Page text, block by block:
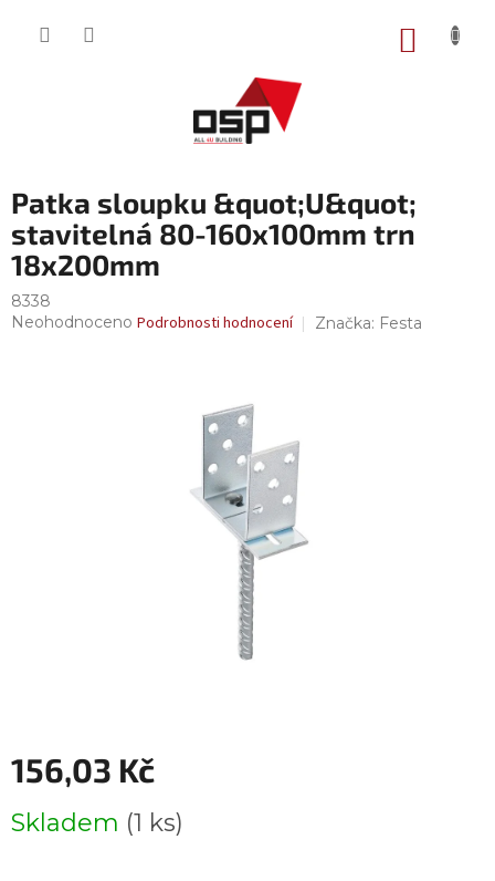
Patka sloupku &quot;U&quot;
stavitelná 80-160x100mm trn
18x200mm
8338
Průměrné
Neohodnoceno Podrobnosti hodnocení Značka: Festa
156,03 Kč
cena:
Skladem (1 ks)